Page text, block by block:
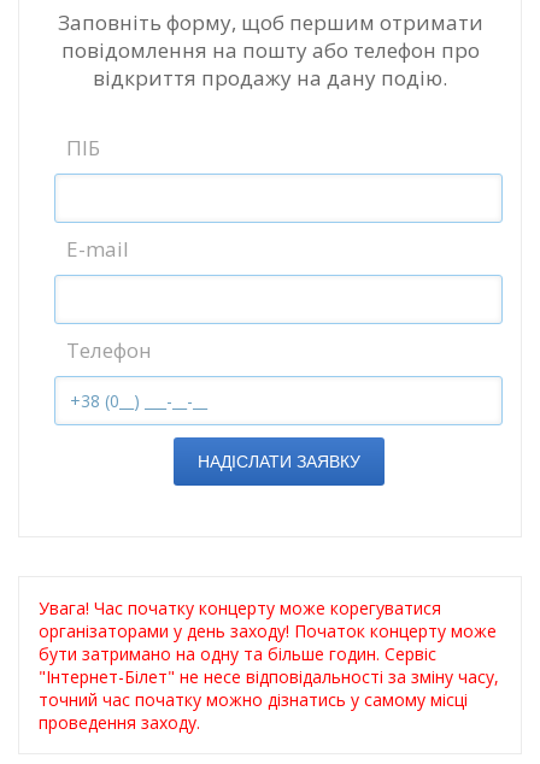
Заповніть форму, щоб першим отримати
повідомлення на пошту або телефон про
відкриття продажу на дану подію.
ПІБ
E-mail
Телефон
НАДІСЛАТИ ЗАЯВКУ
Увага! Час початку концерту може корегуватися
організаторами у день заходу! Початок концерту може
бути затримано на одну та більше годин. Сервіс
"Інтернет-Білет" не несе відповідальності за зміну часу,
точний час початку можно дізнатись у самому місці
проведення заходу.